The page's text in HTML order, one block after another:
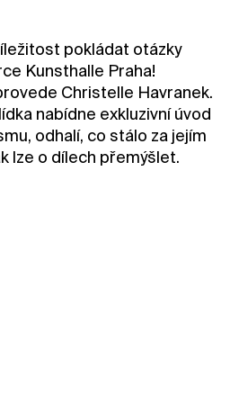
pokládat otázky
Kunsthalle Praha!
Christelle Havranek.
nabídne exkluzivní úvod
odhalí, co stálo za jejím
lze o dílech přemýšlet.